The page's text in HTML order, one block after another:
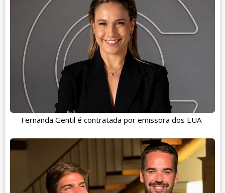
Fernanda Gentil é contratada por emissora dos EUA